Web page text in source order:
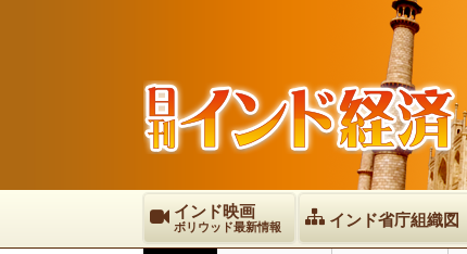
インド映画
ボリウッド最新情報 インド省庁組織図